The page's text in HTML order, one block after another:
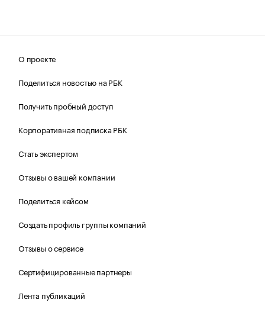
О проекте
Поделиться новостью на РБК
Получить пробный доступ
Корпоративная подписка РБК
Стать экспертом
Отзывы о вашей компании
Поделиться кейсом
Создать профиль группы компаний
Отзывы о сервисе
Сертифицированные партнеры
Лента публикаций